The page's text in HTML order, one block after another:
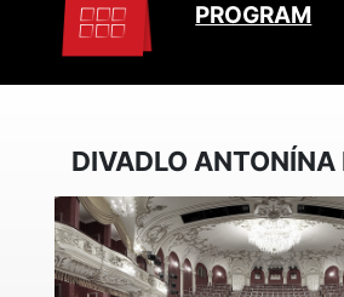
PROGRAM
DIVADLO ANTONÍNA